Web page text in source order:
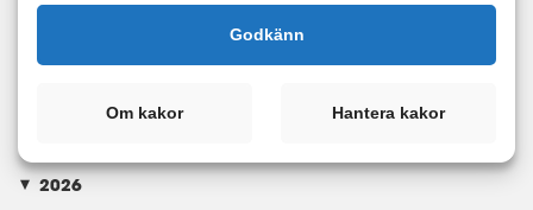
Kategorier
► 2026
Godkänn
Om kakor Hantera kakor